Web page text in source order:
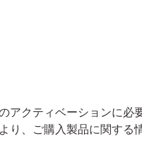
アクティベーションに必
、ご購入製品に関する